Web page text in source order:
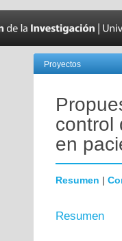
Proyectos
control
en
Resumen |
Resumen